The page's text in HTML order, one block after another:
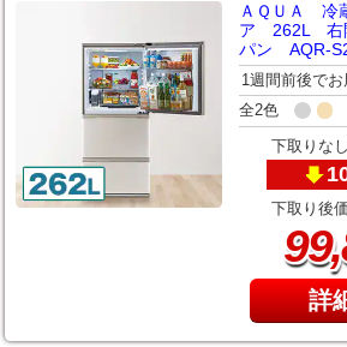
ＡＱＵＡ 冷
ア 262L 右
パン AQR-
1週間前後で
全2色
下取りな
下取り後
99,
詳